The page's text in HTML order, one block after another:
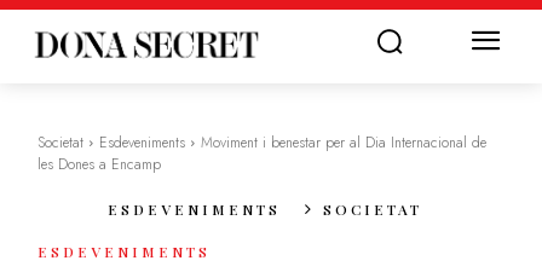
Societat Esdeveniments
Moviment i benestar per al Dia Internacional de
les Dones a Encamp
ESDEVENIMENTS SOCIETAT
ESDEVENIMENTS